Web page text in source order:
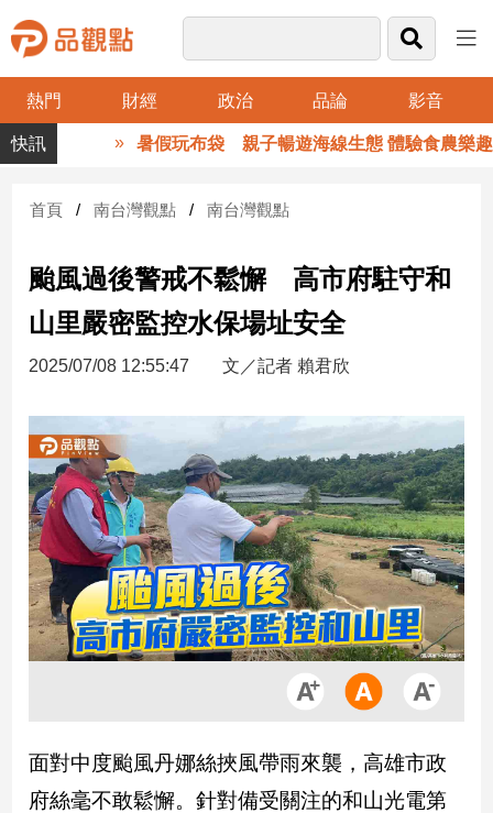
熱門 財經 政治 品論 影音
品
觀
財
台
財
新
產
經/
股
市
房
地
產
品
政
治
暑假玩布袋 親子暢遊海線生態 體驗食農樂趣
首頁 南台灣觀點 南台灣觀點
颱風過後警戒不鬆懈 高市府駐守和
山里嚴密監控水保場址安全
2025/07/08 12:55:47 文／記者 賴君欣
面對中度颱風丹娜絲挾風帶雨來襲，高雄市政
府絲毫不敢鬆懈。針對備受關注的和山光電第